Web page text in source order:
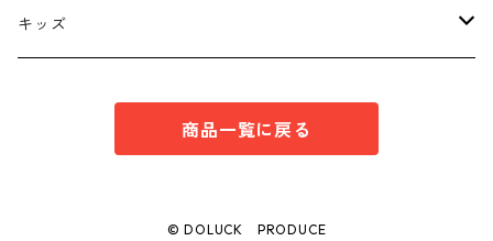
ボトムス
トップス
キッズ
商品一覧に戻る
© DOLUCK PRODUCE